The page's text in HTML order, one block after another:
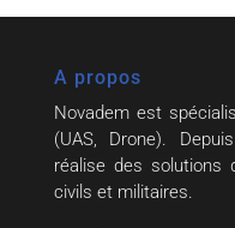
A propos
Novadem est
(UAS, Drone).
réalise des solutions
civils et militaires.